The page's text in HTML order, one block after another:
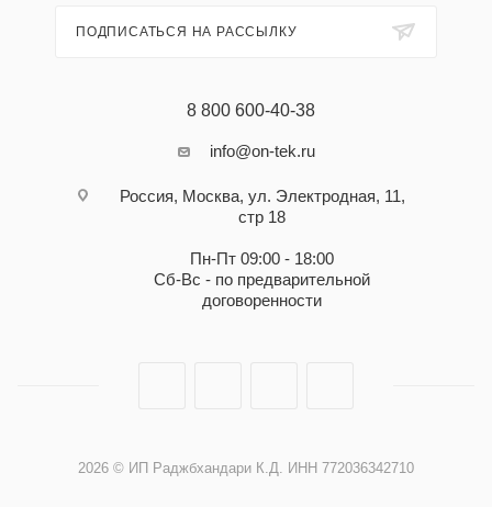
ПОДПИСАТЬСЯ НА РАССЫЛКУ
8 800 600-40-38
info@on-tek.ru
Россия, Москва, ул. Электродная, 11,
стр 18
Пн-Пт 09:00 - 18:00
Сб-Вс - по предварительной
договоренности
2026 © ИП Раджбхандари К.Д. ИНН 772036342710